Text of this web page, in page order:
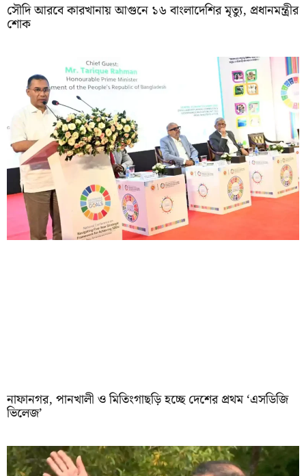
সৌদি আরবে কারখানায় আগুনে ১৬ বাংলাদেশির মৃত্যু, প্রধানমন্ত্রীর
শোক
নাফানগর, পানখালী ও মিতিংগাছড়ি হচ্ছে দেশের প্রথম ‘এসডিজি
ভিলেজ’